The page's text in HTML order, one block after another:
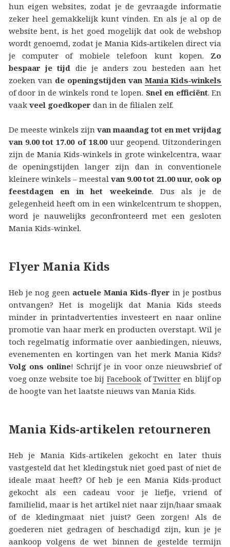
hun eigen websites, zodat je de gevraagde informatie
zeker heel gemakkelijk kunt vinden. En als je al op de
website bent, is het goed mogelijk dat ook de webshop
wordt genoemd, zodat je Mania Kids‑artikelen direct via
je computer of mobiele telefoon kunt kopen. Zo
bespaar je tijd die je anders zou besteden aan het
zoeken van de openingstijden van Mania Kids‑winkels
of door in de winkels rond te lopen. Snel en efficiënt. En
vaak veel goedkoper dan in de filialen zelf.
De meeste winkels zijn van maandag tot en met vrijdag
van 9.00 tot 17.00 of 18.00uur geopend. Uitzonderingen
zijn de Mania Kids-winkels in grote winkelcentra, waar
de openingstijden langer zijn dan in conventionele
kleinere winkels – meestal van 9.00 tot 21.00 uur, ook op
feestdagen en in het weekeinde. Dus als je de
gelegenheid heeft om in een winkelcentrum te shoppen,
word je nauwelijks geconfronteerd met een gesloten
Mania Kids-winkel.
Flyer Mania Kids
Heb je nog geen actuele Mania Kids-flyer in je postbus
ontvangen? Het is mogelijk dat Mania Kids steeds
minder in printadvertenties investeert en naar online
promotie van haar merk en producten overstapt. Wil je
toch regelmatig informatie over aanbiedingen, nieuws,
evenementen en kortingen van het merk Mania Kids?
Volg ons online! Schrijf je in voor onze nieuwsbrief of
voeg onze website toe bij Facebook ofTwitter en blijf op
de hoogte van het laatste nieuws van Mania Kids.
Mania Kids-artikelen retourneren
Heb je Mania Kids-artikelen gekocht en later thuis
vastgesteld dat het kledingstuk niet goed past of niet de
ideale maat heeft? Of heb je een Mania Kids-product
gekocht als een cadeau voor je liefje, vriend of
familielid, maar is het artikel niet naar zijn/haar smaak
of de kledingmaat niet juist? Geen zorgen! Als de
goederen niet gedragen of beschadigd zijn, kun je je
aankoop volgens de wet binnen de gestelde termijn